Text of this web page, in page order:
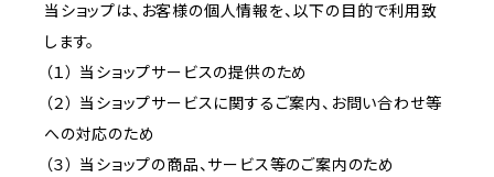
当ショップは、お客様の個人情報を、以下の目的で利用致
します。
（１） 当ショップサービスの提供のため
（２） 当ショップサービスに関するご案内、お問い合わせ等
への対応のため
（３） 当ショップの商品、サービス等のご案内のため